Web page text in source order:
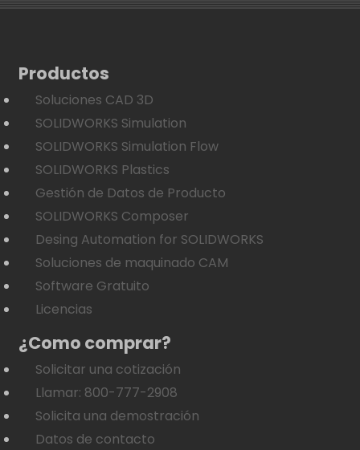
Productos
Soluciones CAD 3D
SOLIDWORKS Simulation
SOLIDWORKS Simulation Flow
SOLIDWORKS Plastics
Gestión de Datos de Producto
SOLIDWORKS Composer
Desing Automation for SOLIDWORKS
Soluciones de maquinado CAM
Software Gratuito
Licencias
¿Como comprar?
Solicitar una cotización
Llamar: 800-777-2908
Solicita una demostración
Datos de contacto